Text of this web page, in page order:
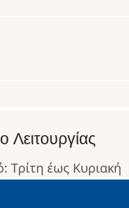
Λειτουργίας
Τρίτη έως Κυριακή